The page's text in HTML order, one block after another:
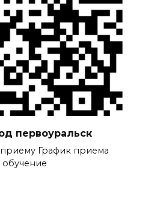
первоуральск
График приема